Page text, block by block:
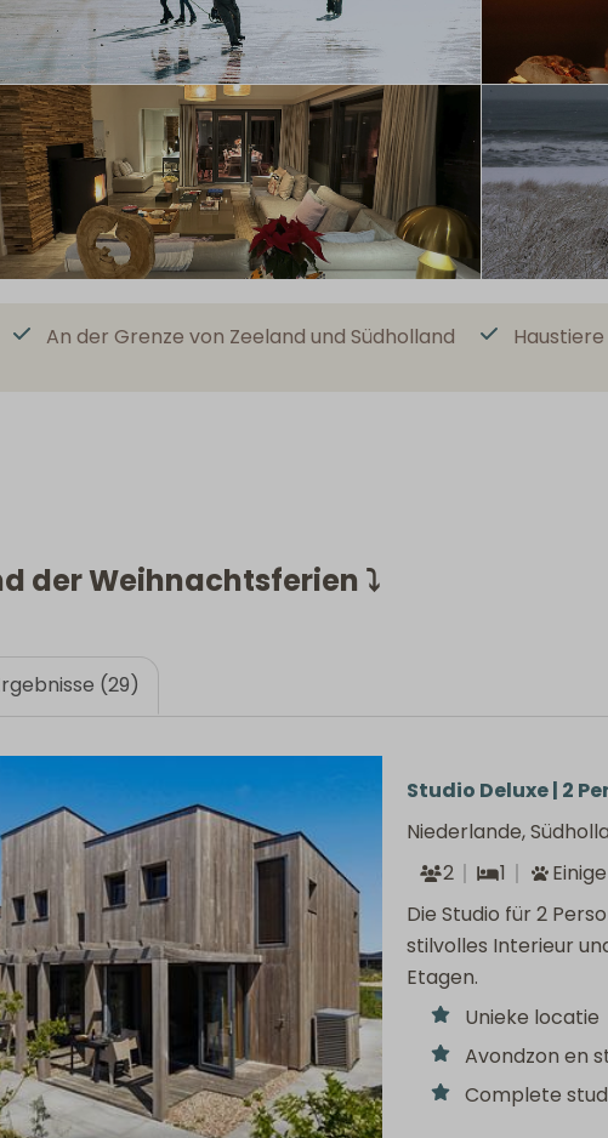
An der Grenze von Zeeland und Südholland
der Weihnachtsferien ⤵
(29)
Studio Deluxe | 2
Niederlande,
2
1 Einige
Die Studio für 2
stilvolles Interieur
Etagen.
Unieke locatie
Avondzon en
Complete